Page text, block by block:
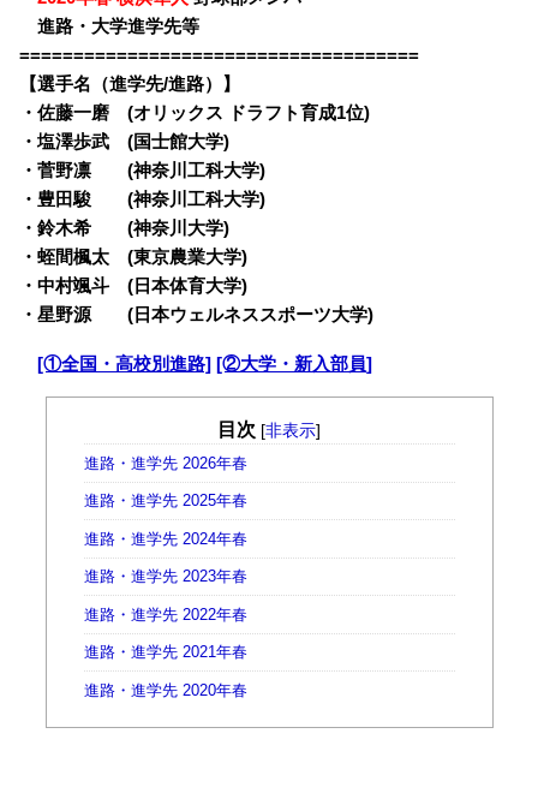
・進路・大学進学先等
=====================================
【選手名（進学先/進路）】
・佐藤一磨 (オリックス ドラフト育成1位)
・塩澤歩武 (国士館大学)
・菅野凛 (神奈川工科大学)
・豊田駿 (神奈川工科大学)
・鈴木希 (神奈川大学)
・蛭間楓太 (東京農業大学)
・中村颯斗 (日本体育大学)
・星野源 (日本ウェルネススポーツ大学)
[①全国・高校別進路] [②大学・新入部員]
目次 [非表示]
進路・進学先 2026年春
進路・進学先 2025年春
進路・進学先 2024年春
進路・進学先 2023年春
進路・進学先 2022年春
進路・進学先 2021年春
進路・進学先 2020年春